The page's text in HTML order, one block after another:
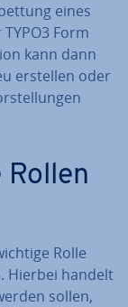
eines
Form
kann dann
erstellen oder
Rollen
Rolle
Hierbei handelt
sollen,